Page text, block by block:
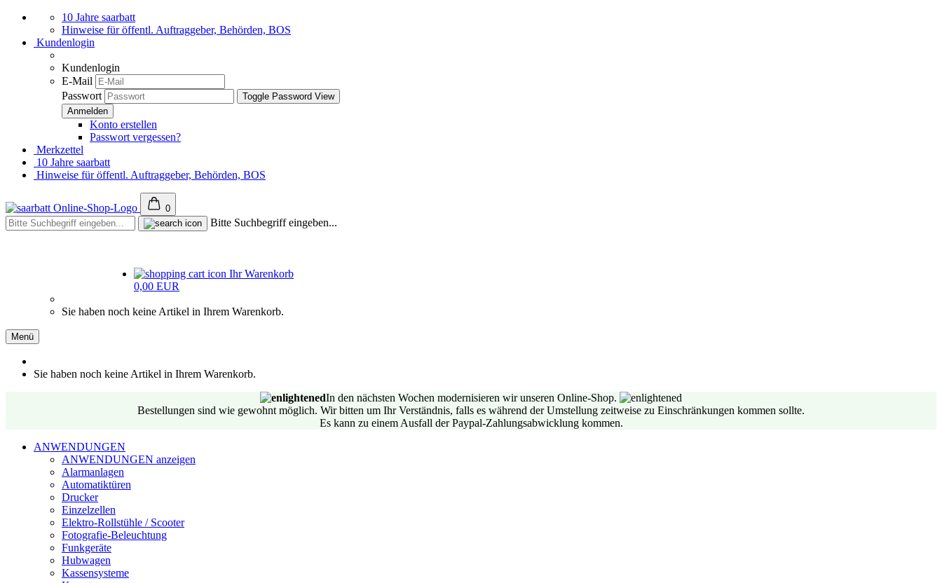
10 Jahre saarbatt
Hinweise für öffentl. Auftraggeber, Behörden, BOS
Kundenlogin
Kundenlogin
E-Mail
Passwort
Toggle Password View
Konto erstellen
Passwort vergessen?
Merkzettel
10 Jahre saarbatt
Hinweise für öffentl. Auftraggeber, Behörden, BOS
0
Bitte Suchbegriff eingeben...
Ihr Warenkorb
0,00 EUR
Sie haben noch keine Artikel in Ihrem Warenkorb.
Menü
Sie haben noch keine Artikel in Ihrem Warenkorb.
In den nächsten Wochen modernisieren wir unseren Online-Shop.
Bestellungen sind wie gewohnt möglich. Wir bitten um Ihr Verständnis, falls es während der Umstellung zeitweise zu Einschränkungen kommen sollte.
Es kann zu einem Ausfall der Paypal-Zahlungsabwicklung kommen.
ANWENDUNGEN
ANWENDUNGEN anzeigen
Alarmanlagen
Automatiktüren
Drucker
Einzelzellen
Elektro-Rollstühle / Scooter
Fotografie-Beleuchtung
Funkgeräte
Hubwagen
Kassensysteme